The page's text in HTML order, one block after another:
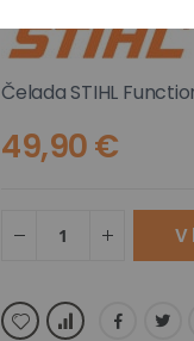
Čelada STIHL
49,90 €
V